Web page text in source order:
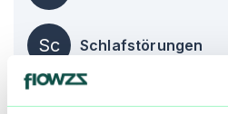
Sc Schlafstörungen
alle einblenden